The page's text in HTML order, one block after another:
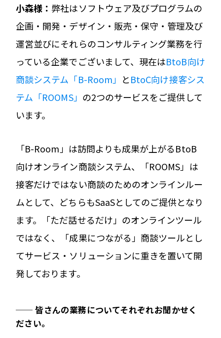
小森様：弊社はソフトウェア及びプログラムの
企画・開発・デザイン・販売・保守・管理及び
運営並びにそれらのコンサルティング業務を行
っている企業でございまして、現在はBtoB向け
商談システム「B-Room」 とBtoC向け接客シス
テム「ROOMS」 の2つのサービスをご提供して
います。
「B-Room」は訪問よりも成果が上がるBtoB
向けオンライン商談システム、「ROOMS」は
接客だけではない商談のためのオンラインルー
ムとして、どちらもSaaSとしてのご提供となり
ます。「ただ話せるだけ」のオンラインツール
ではなく、「成果につながる」商談ツールとし
てサービス・ソリューションに重きを置いて開
発しております。
── 皆さんの業務についてそれぞれお聞かせく
ださい。